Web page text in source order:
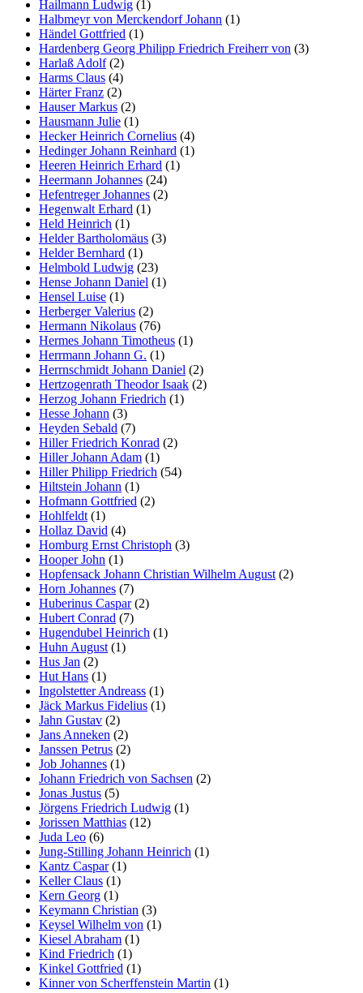
Hailmann Ludwig (1)
Halbmeyr von Merckendorf Johann (1)
Händel Gottfried (1)
Hardenberg Georg Philipp Friedrich Freiherr von (3)
Harlaß Adolf(2)
Harms Claus (4)
Härter Franz (2)
Hauser Markus (2)
Hausmann Julie (1)
Hecker Heinrich Cornelius (4)
Hedinger Johann Reinhard (1)
Heeren Heinrich Erhard (1)
Heermann Johannes (24)
Hefentreger Johannes (2)
Hegenwalt Erhard (1)
Held Heinrich (1)
Helder Bartholomäus (3)
Helder Bernhard (1)
Helmbold Ludwig (23)
Hense Johann Daniel (1)
Hensel Luise (1)
Herberger Valerius (2)
Hermann Nikolaus (76)
Hermes Johann Timotheus (1)
Herrmann Johann G. (1)
Herrnschmidt Johann Daniel (2)
Hertzogenrath Theodor Isaak (2)
Herzog Johann Friedrich (1)
Hesse Johann (3)
Heyden Sebald (7)
Hiller Friedrich Konrad (2)
Hiller Johann Adam (1)
Hiller Philipp Friedrich (54)
Hiltstein Johann (1)
Hofmann Gottfried (2)
Hohlfeldt (1)
Hollaz David (4)
Homburg Ernst Christoph (3)
Hooper John (1)
Hopfensack Johann Christian Wilhelm August (2)
Horn Johannes (7)
Huberinus Caspar(2)
Hubert Conrad (7)
Hugendubel Heinrich (1)
Huhn August (1)
Hus Jan (2)
Hut Hans (1)
Ingolstetter Andreass (1)
Jäck Markus Fidelius (1)
Jahn Gustav (2)
Jans Anneken (2)
Janssen Petrus (2)
Job Johannes (1)
Johann Friedrich von Sachsen (2)
Jonas Justus (5)
Jörgens Friedrich Ludwig (1)
Jorissen Matthias (12)
Juda Leo (6)
Jung-Stilling Johann Heinrich (1)
Kantz Caspar(1)
Keller Claus (1)
Kern Georg (1)
Keymann Christian (3)
Keysel Wilhelm von (1)
Kiesel Abraham (1)
Kind Friedrich (1)
Kinkel Gottfried (1)
Kinner von Scherffenstein Martin (1)